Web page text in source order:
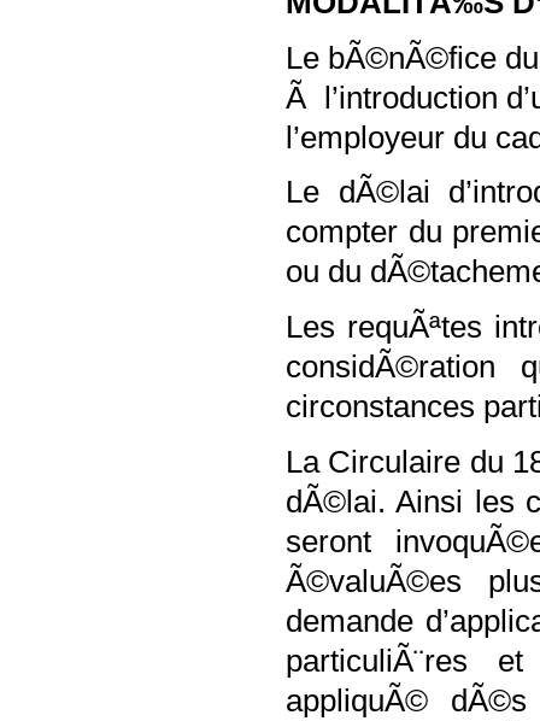
Le bÃ©nÃ©fice
Ã l’introduction
l’employeur du
Le dÃ©lai
compter du
ou du
Les requÃªtes
circonstances
La Circulaire du
dÃ©lai. Ainsi les
seront
Ã©valuÃ©es
demande
particuliÃ¨res
appliquÃ©